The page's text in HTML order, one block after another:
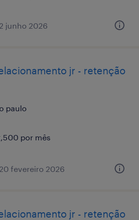
junho 2026
jr - retenção
paulo
por mês
fevereiro 2026
jr - retenção